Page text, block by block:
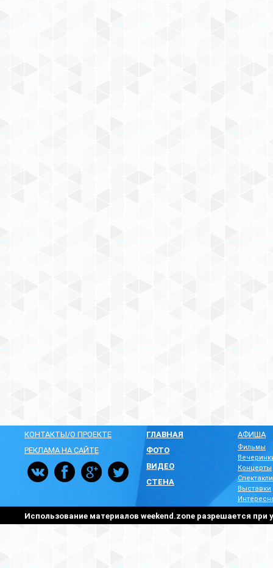
КОНТАКТЫ/О ПРОЕКТЕ
РЕКЛАМА НА САЙТЕ
ГЛАВНАЯ
ФОТО
ВИДЕО
СТЕНА
АФИША
Фильмы
Концерты
Спектакли
Выставки
Использование материалов weekend.zone разрешается